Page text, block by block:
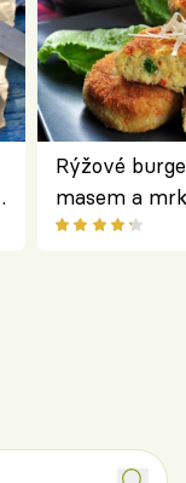
Rýžové
masem a
salátem –